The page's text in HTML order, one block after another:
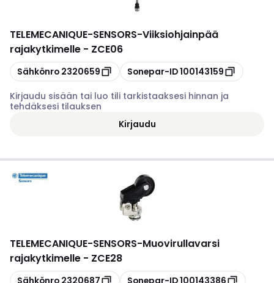
TELEMECANIQUE-SENSORS-Viiksiohjainpää
rajakytkimelle - ZCE06
Kopioi
Sähkönro 2320659 Kopioi
Sonepar-ID100143159
Kirjaudu sisään tai luo tili tarkistaaksesi hinnan ja
tehdäksesi tilauksen
Kirjaudu
TELEMECANIQUE-SENSORS-Muovirullavarsi
rajakytkimelle - ZCE28
Kopioi
Sähkönro 2320687 Kopioi
Sonepar-ID100143386